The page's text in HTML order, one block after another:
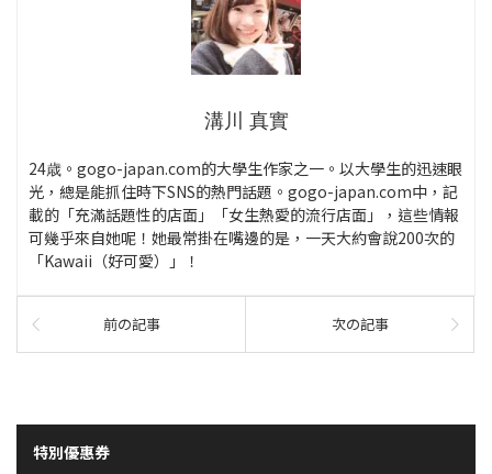
溝川 真實
24歳。gogo-japan.com的大學生作家之一。以大學生的迅速眼
光，總是能抓住時下SNS的熱門話題。gogo-japan.com中，記
載的「充滿話題性的店面」「女生熱愛的流行店面」，這些情報
可幾乎來自她呢！她最常掛在嘴邊的是，一天大約會說200次的
「Kawaii（好可愛）」！
前の記事 次の記事
特別優惠券